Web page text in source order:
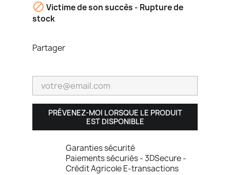
 Victime de son succès - Rupture de
stock
Partager
PRÉVENEZ-MOI LORSQUE LE PRODUIT
EST DISPONIBLE
Garanties sécurité
Paiements sécuriés - 3DSecure -
Crédit Agricole E-transactions